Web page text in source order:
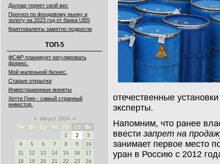
Доллар теряет свой вес
Прогноз по фондовому рынку и
золоту на 2023 год от банка UBS
Криптовалюты заметно подросли
ТОП-5
ФСФР планирует регулировать
форекс.
Мой маленький бизнес.
Старые открытки
Инвестиционные монеты
Хетти Грин - самый странный
инвестор.
« Август 2014 »
Пн
Вт Ср Чт Пт Сб
Вс
1
2
3
4
5 6 7 8 9
10
11
12 13 14 15 16
17
18
19 20 21 22 23
24
отечественные
эксперты.
Напомним, что ранее
ввести запрет на
занимает первое место
уран в Россию с 2012